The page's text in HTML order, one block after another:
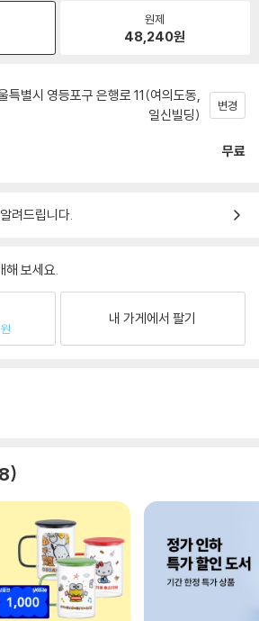
원제
48,240원
특별시 영등포구 은행로 11(여의도동,
일신빌딩)
변경
무료
려드립니다.
해 보세요.
내 가게에서 팔기
8